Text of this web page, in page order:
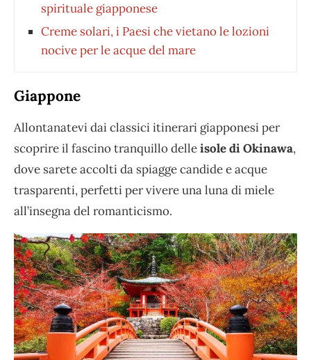
spirituale giapponese
Creme solari, i Paesi che vietano le lozioni
nocive per le acque del mare
Giappone
Allontanatevi dai classici itinerari giapponesi per
scoprire il fascino tranquillo delleisole di Okinawa,
dove sarete accolti da spiagge candide e acque
trasparenti, perfetti per vivere una luna di miele
all’insegna del romanticismo.